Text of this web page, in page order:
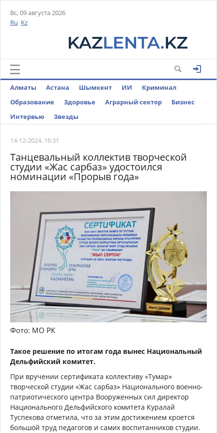
Вс, 09 августа 2026
Ru Kz
Алматы Астана Шымкент ИИ
Криминал
Образование
Здоровье Аграрный сектор
Бизнес
Интервью
Звезды
14-12-2024, 16:31
Танцевальный коллектив творческой
студии «Жас сарбаз» удостоился
номинации «Прорыв года»
Фото: МО РК
Такое решение по итогам года вынес Национальный
Дельфийский комитет.
При вручении сертификата коллективу «Тумар»
творческой студии «Жас сарбаз» Национального военно-
патриотического центра Вооруженных сил директор
Национального Дельфийского комитета Куралай
Туспекова отметила, что за этим достижением кроется
большой труд педагогов и самих воспитанников студии.